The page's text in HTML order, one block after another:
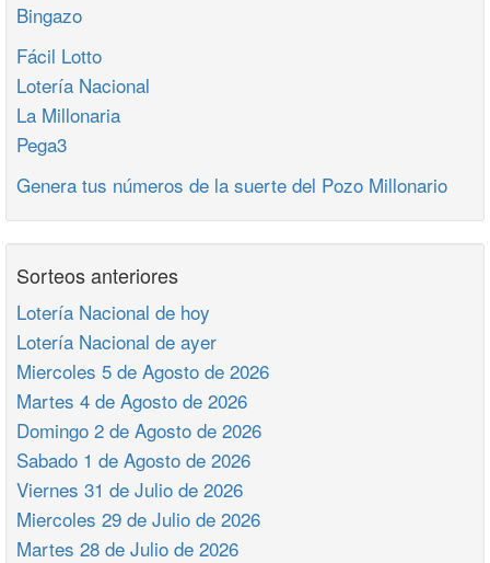
Bingazo
Fácil Lotto
Lotería Nacional
La Millonaria
Pega3
Genera tus números de la suerte del Pozo Millonario
Sorteos anteriores
Lotería Nacional de hoy
Lotería Nacional de ayer
Miercoles 5 de Agosto de 2026
Martes 4 de Agosto de 2026
Domingo 2 de Agosto de 2026
Sabado 1 de Agosto de 2026
Viernes 31 de Julio de 2026
Miercoles 29 de Julio de 2026
Martes 28 de Julio de 2026